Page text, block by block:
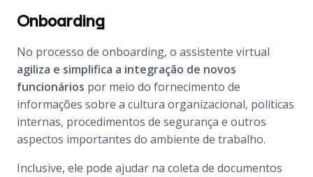
Onboarding
No processo de onboarding, o assistente virtual
agiliza e simplifica a integração de novos
funcionários por meio do fornecimento de
informações sobre a cultura organizacional, políticas
internas, procedimentos de segurança e outros
aspectos importantes do ambiente de trabalho.
Inclusive, ele pode ajudar na coleta de documentos